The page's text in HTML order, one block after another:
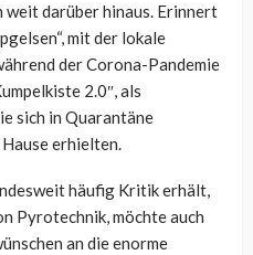
weit darüber hinaus. Erinnert
mit der lokale
der Corona-Pandemie
2.0″, als
sich in Quarantäne
erhielten.
häufig Kritik erhält,
Pyrotechnik, möchte auch
an die enorme